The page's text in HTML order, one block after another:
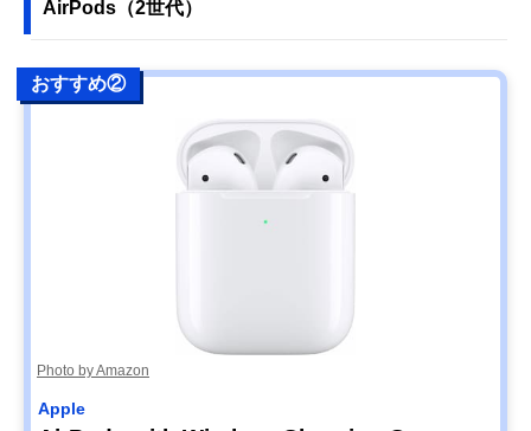
AirPods（2世代）
おすすめ②
Photo by Amazon
Apple